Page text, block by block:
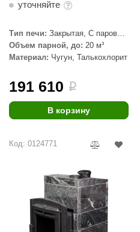
уточняйте
Тип печи: Закрытая, С паровой
пушкой
Объем парной, до: 20 м³
Материал: Чугун, Талькохлорит
191 610 i
В корзину
Код: 0124771